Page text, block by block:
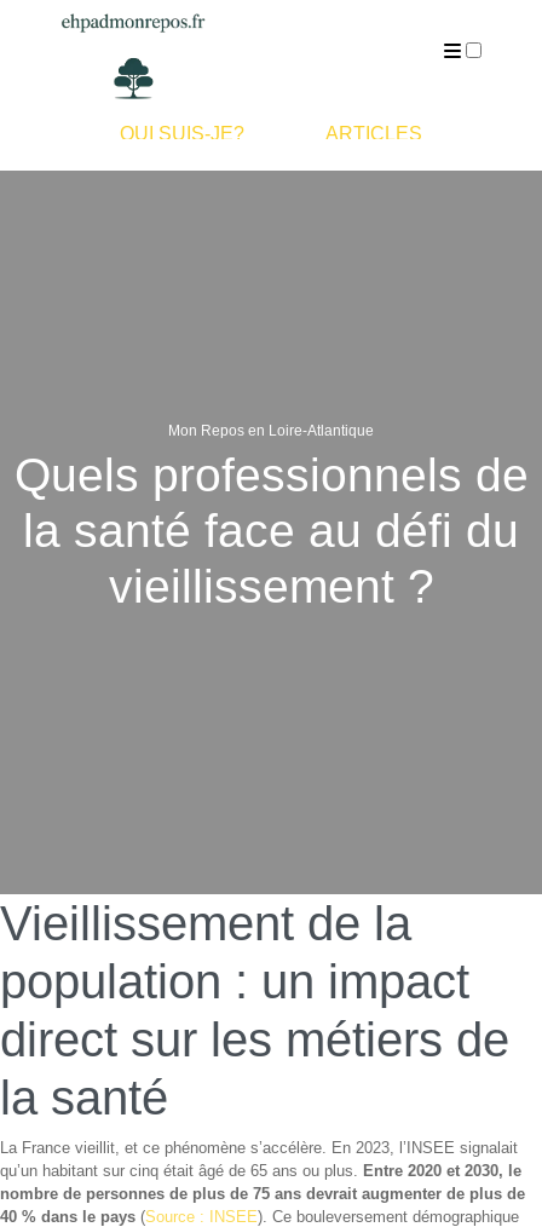
QUI SUIS-JE? ARTICLES
Mon Repos en Loire-Atlantique
Quels professionnels de
la santé face au défi du
vieillissement ?
Vieillissement de la
population : un impact
direct sur les métiers de
la santé
La France vieillit, et ce phénomène s’accélère. En 2023, l’INSEE signalait
qu’un habitant sur cinq était âgé de 65 ans ou plus. Entre 2020 et 2030, le
nombre de personnes de plus de 75 ans devrait augmenter de plus de
40 % dans le pays (Source : INSEE). Ce bouleversement démographique